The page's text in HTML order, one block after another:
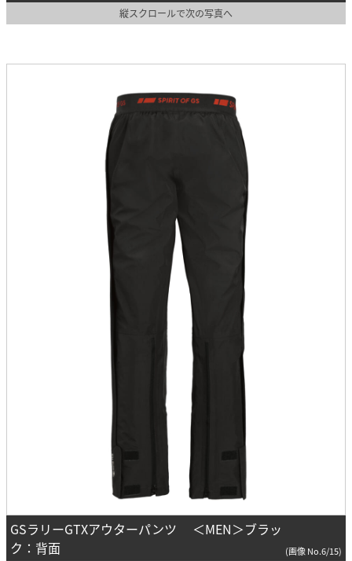
縦スクロールで次の写真へ
GSラリーGTXアウターパンツ ＜MEN＞ブラッ
ク：背面
(画像 No.6/15)